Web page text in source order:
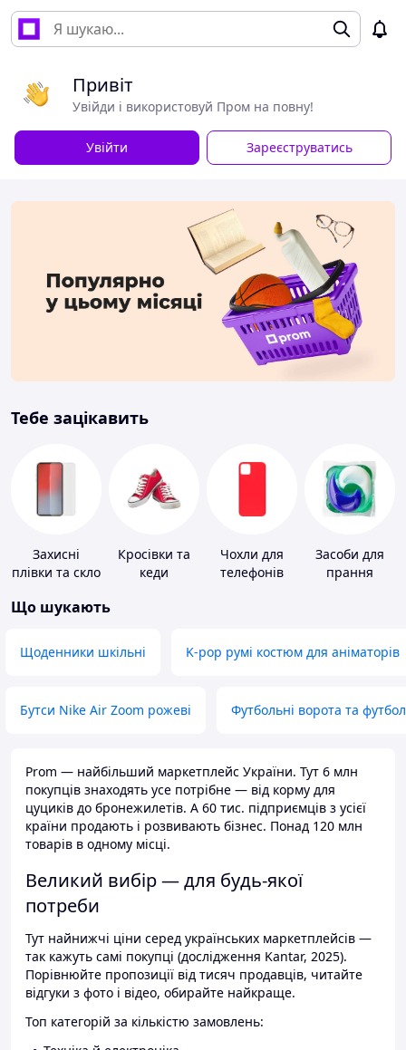
Привіт
Увійди і використовуй Пром на повну!
Увійти Зареєструватись
Тебе зацікавить
Захисні
плівки та скло
портативних
Кросівки та
кеди
Чохли для
телефонів
Засоби для
прання
Що шукають
Щоденники шкільні K-pop румі костюм для аніматорів
Бутси Nike Air Zoom рожеві Футбольні ворота та
Prom — найбільший маркетплейс України. Тут 6 млн
покупців знаходять усе потрібне — від корму для
цуциків до бронежилетів. А 60 тис. підприємців з усієї
країни продають і розвивають бізнес. Понад 120 млн
товарів в одному місці.
Великий вибір — для будь-якої
потреби
Тут найнижчі ціни серед українських маркетплейсів —
так кажуть самі покупці (дослідження Kantar, 2025).
Порівнюйте пропозиції від тисяч продавців, читайте
відгуки з фото і відео, обирайте найкраще.
Топ категорій за кількістю замовлень: